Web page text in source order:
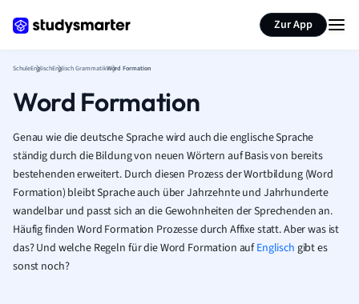
Zur App
SchuleEnglischEnglisch GrammatikWord Formation
Word Formation
Genau wie die deutsche Sprache wird auch die englische Sprache
ständig durch die Bildung von neuen Wörtern auf Basis von bereits
bestehenden erweitert. Durch diesen Prozess der Wortbildung (Word
Formation) bleibt Sprache auch über Jahrzehnte und Jahrhunderte
wandelbar und passt sich an die Gewohnheiten der Sprechenden an.
Häufig finden Word Formation Prozesse durch Affixe statt. Aber was ist
das? Und welche Regeln für die Word Formation aufEnglisch gibt es
sonst noch?
Seite zusammenfassen